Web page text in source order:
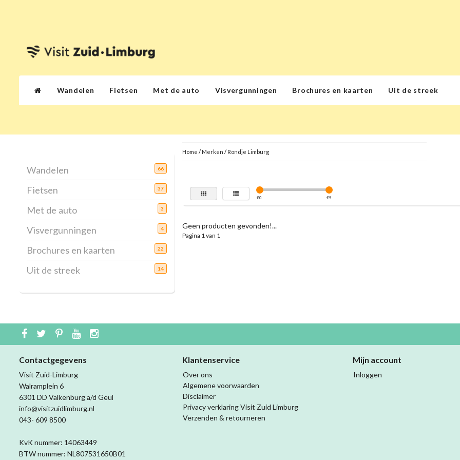
Wandelen Fietsen Met de auto Visvergunningen Brochures en kaarten Uit de streek
Wandelen 66
Fietsen 37
Met de auto 3
Visvergunningen 4
Brochures en kaarten 22
Uit de streek 14
Home / Merken / Rondje Limburg
€0 €5
Geen producten gevonden!...
Pagina 1 van 1
Contactgegevens
Visit Zuid-Limburg
Walramplein 6
6301 DD Valkenburg a/d Geul
info@visitzuidlimburg.nl
043- 609 8500
KvK nummer: 14063449
BTW nummer: NL807531650B01
Klantenservice
Over ons
Algemene voorwaarden
Disclaimer
Privacy verklaring Visit Zuid Limburg
Verzenden & retourneren
Mijn account
Inloggen